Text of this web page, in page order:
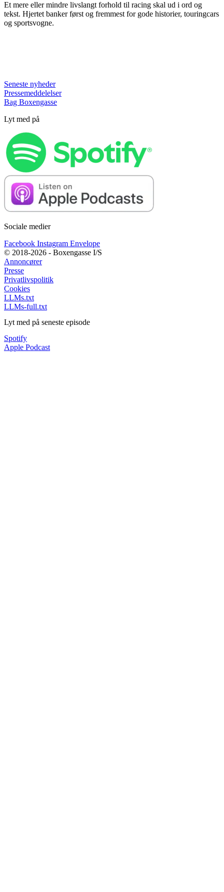
Et mere eller mindre livslangt forhold til racing skal ud i ord og
tekst. Hjertet banker først og fremmest for gode historier, touringcars
og sportsvogne.
Seneste nyheder
Pressemeddelelser
Bag Boxengasse
Lyt med på
Sociale medier
Facebook Instagram Envelope
© 2018-2026 - Boxengasse I/S
Annoncører
Presse
Privatlivspolitik
Cookies
LLMs.txt
LLMs-full.txt
Lyt med på seneste episode
Spotify
Apple Podcast